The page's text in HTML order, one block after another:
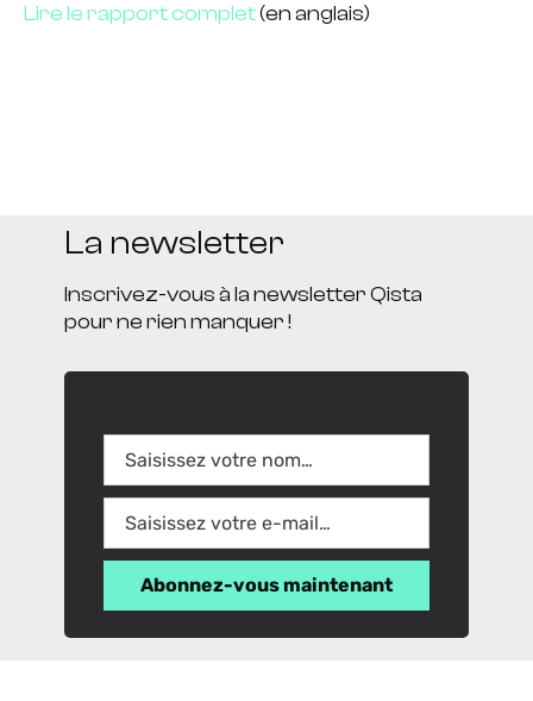
Lire le rapport complet(en anglais)
La newsletter
Inscrivez-vous à la newsletter Qista
pour ne rien manquer !